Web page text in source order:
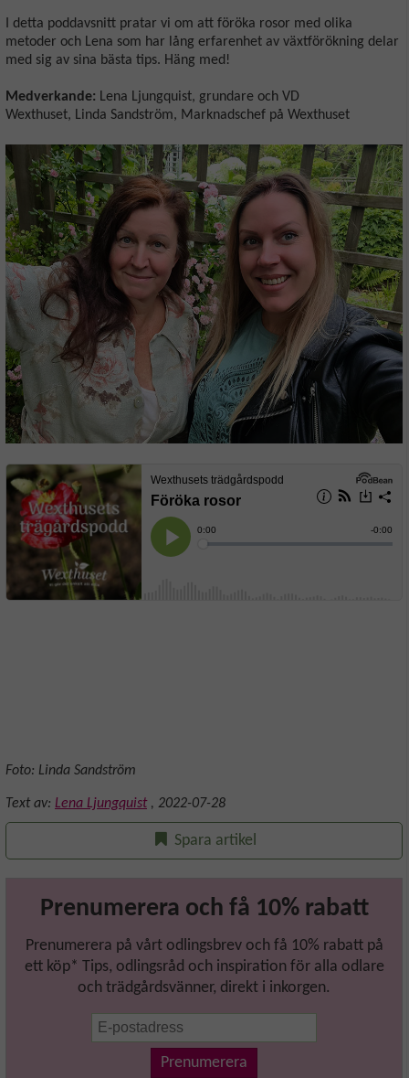
I detta poddavsnitt pratar vi om att föröka rosor med olika
metoder och Lena som har lång erfarenhet av växtförökning delar
med sig av sina bästa tips. Häng med!
Medverkande: Lena Ljungquist, grundare och VD
Wexthuset, Linda Sandström, Marknadschef på Wexthuset
Foto: Linda Sandström
Text av: Lena Ljungquist , 2022-07-28
Spara artikel
Prenumerera och få 10% rabatt
Prenumerera på vårt odlingsbrev och få 10% rabatt på
ett köp* Tips, odlingsråd och inspiration för alla odlare
och trädgårdsvänner, direkt i inkorgen.
Prenumerera